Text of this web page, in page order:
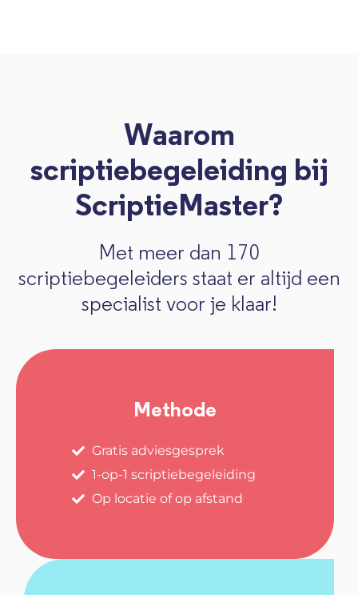
Waarom
scriptiebegeleiding bij
ScriptieMaster?
Met meer dan 170
scriptiebegeleiders staat er altijd een
specialist voor je klaar!
Methode
Gratis adviesgesprek
1-op-1 scriptiebegeleiding
Op locatie of op afstand